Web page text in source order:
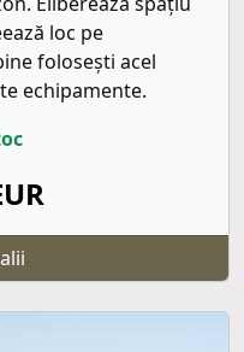
loc pe
folosești acel
echipamente.